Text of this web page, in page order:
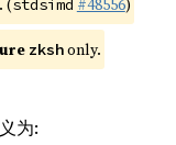
zksh only.
为: